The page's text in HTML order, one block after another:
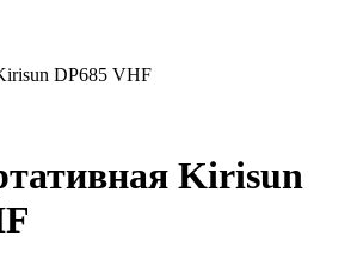
DP685 VHF
Kirisun